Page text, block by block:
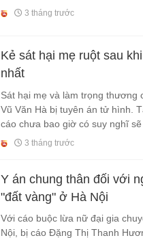
3 tháng trước
Kẻ sát hại mẹ ruột sau
nhất
Sát hại mẹ và làm trọng thương
Vũ Văn Hà bị tuyên án tử hình.
cáo chưa bao giờ có suy nghĩ
và hối hận, thậm chí không dám
3 tháng trước
Y án chung thân đối với
"đất vàng" ở Hà Nội
Với cáo buộc lừa nữ đại gia
Nội, bị cáo Đặng Thị Thanh